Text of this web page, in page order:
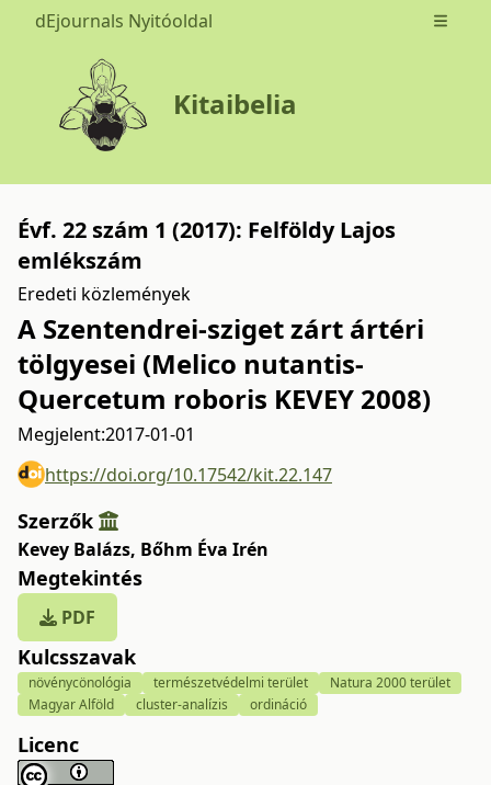
dEjournals Nyitóoldal Open
Kitaibelia
Évf. 22 szám 1 (2017): Felföldy Lajos
emlékszám
Eredeti közlemények
A Szentendrei-sziget zárt ártéri
tölgyesei (Melico nutantis-
Quercetum roboris KEVEY 2008)
Megjelent:2017-01-01
https://doi.org/10.17542/kit.22.147
Szerzők
Kevey Balázs, Bőhm Éva Irén
Megtekintés
PDF
Kulcsszavak
növénycönológia természetvédelmi terület
Natura 2000 terület
Magyar Alföld
cluster-analízis ordináció
Licenc